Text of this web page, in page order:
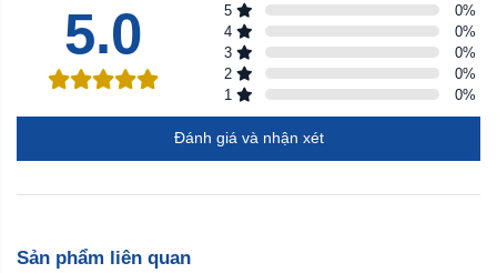
5.0 5 0%
4
0%
3
0%
2
0%
1
0%
Đánh giá và nhận xét
Sản phẩm liên quan